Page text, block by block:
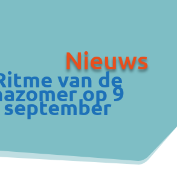
Nieuws
van de
op 9
september